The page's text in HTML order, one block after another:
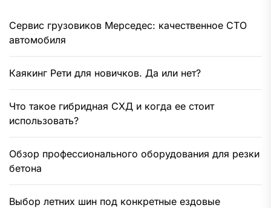
Сервис грузовиков Мерседес: качественное СТО
автомобиля
Каякинг Рети для новичков. Да или нет?
Что такое гибридная СХД и когда ее стоит
использовать?
Обзор профессионального оборудования для резки
бетона
Выбор летних шин под конкретные ездовые